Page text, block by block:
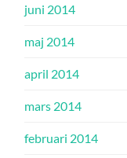
juni 2014
maj 2014
april 2014
mars 2014
februari 2014